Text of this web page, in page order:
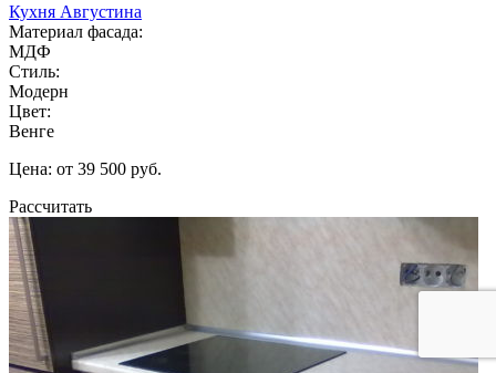
Кухня Августина
Материал фасада:
МДФ
Стиль:
Модерн
Цвет:
Венге
Цена: от 39 500 руб.
Рассчитать